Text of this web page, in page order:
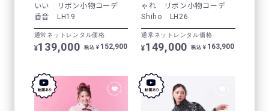
いい リボン小物コーデ
香音 LH19
通常ネットレンタル価格
¥139,000 税込 ¥ 152,900
ゃれ リボン小物コーデ
Shiho LH26
通常ネットレンタル価格
¥149,000 税込 ¥ 163,900